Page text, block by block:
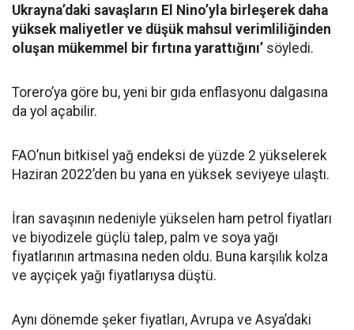
Ukrayna’daki savaşların El Nino’yla birleşerek daha
yüksek maliyetler ve düşük mahsul verimliliğinden
oluşan mükemmel bir fırtına yarattığını’ söyledi.
Torero’ya göre bu, yeni bir gıda enflasyonu dalgasına
da yol açabilir.
FAO’nun bitkisel yağ endeksi de yüzde 2 yükselerek
Haziran 2022’den bu yana en yüksek seviyeye ulaştı.
İran savaşının nedeniyle yükselen ham petrol fiyatları
ve biyodizele güçlü talep, palm ve soya yağı
fiyatlarının artmasına neden oldu. Buna karşılık kolza
ve ayçiçek yağı fiyatlarıysa düştü.
Aynı dönemde şeker fiyatları, Avrupa ve Asya’daki